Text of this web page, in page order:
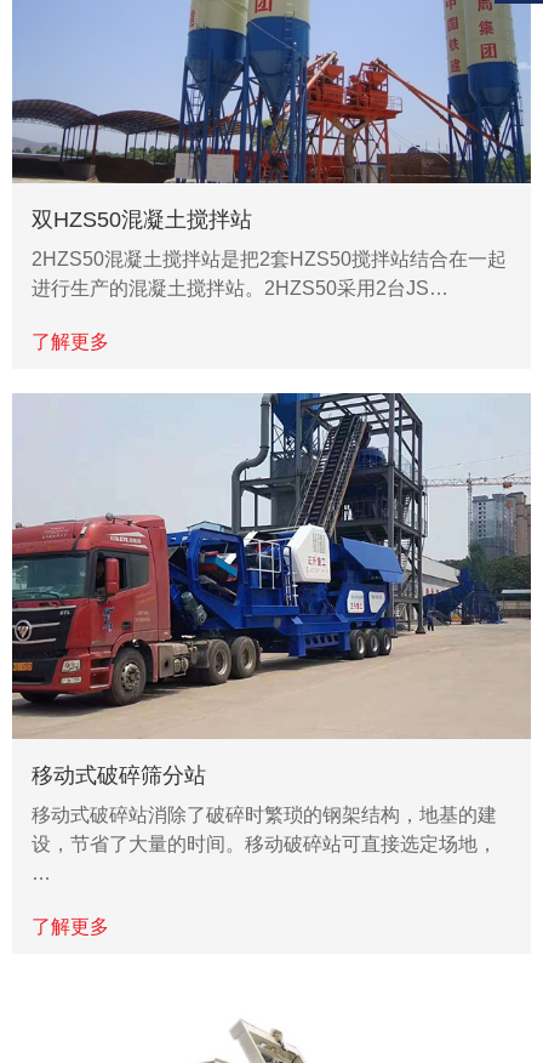
双HZS50混凝土搅拌站
2HZS50混凝土搅拌站是把2套HZS50搅拌站结合在一起
进行生产的混凝土搅拌站。2HZS50采用2台JS…
了解更多
移动式破碎筛分站
移动式破碎站消除了破碎时繁琐的钢架结构，地基的建
设，节省了大量的时间。移动破碎站可直接选定场地，
…
了解更多